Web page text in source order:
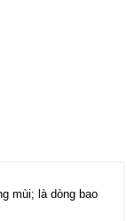
mùi; là dòng bao